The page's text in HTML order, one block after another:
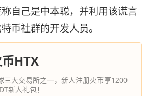
自己是中本聪，并利用该谎言
币社群的开发人员。
HTX
三大交易所之一，新人注册火币享1200
新人礼包！